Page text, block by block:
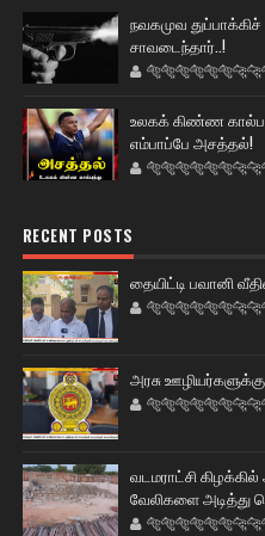
நவகமுவ
சாவடைந்தார்..!
உலகக் கிண்ண
எம்பாப்பே அசத்தல்!
RECENT POSTS
தையிட்டி பவானி
அரசு
வடமராட்சி
வேலிகளை அடித்து